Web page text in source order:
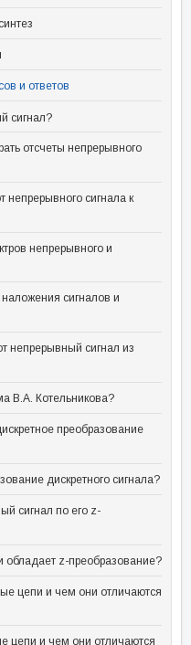
и ответов
сигнал?
отсчеты непрерывного
непрерывного сигнала к
непрерывного и
сигналов и
непрерывный сигнал из
В.А. Котельникова?
преобразование
дискретного сигнала?
сигнал по его z-
обладает z-преобразование?
цепи и чем они отличаются
цепи и чем они отличаются